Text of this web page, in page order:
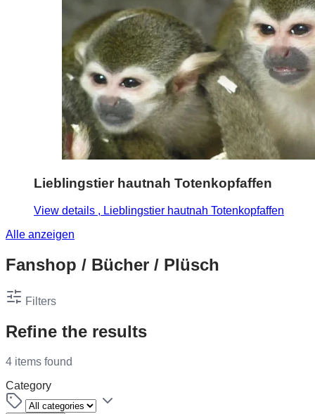
Lieblingstier hautnah Totenkopfaffen
View details , Lieblingstier hautnah Totenkopfaffen
Alle anzeigen
Fanshop / Bücher / Plüsch
Filters
Refine the results
4 items found
Category